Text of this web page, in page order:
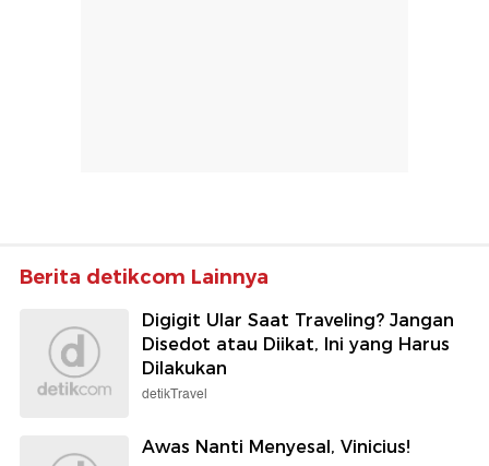
Berita detikcom Lainnya
Digigit Ular Saat Traveling? Jangan
Disedot atau Diikat, Ini yang Harus
Dilakukan
detikTravel
Awas Nanti Menyesal, Vinicius!